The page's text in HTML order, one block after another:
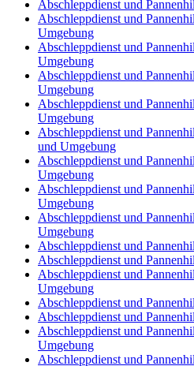
Abschleppdienst und
Abschleppdienst und
Umgebung
Abschleppdienst und
Umgebung
Abschleppdienst und
Umgebung
Abschleppdienst und
Umgebung
Abschleppdienst und
und Umgebung
Abschleppdienst und
Umgebung
Abschleppdienst und
Umgebung
Abschleppdienst und
Umgebung
Abschleppdienst und
Abschleppdienst und
Abschleppdienst und
Umgebung
Abschleppdienst und
Abschleppdienst und
Abschleppdienst und
Umgebung
Abschleppdienst und